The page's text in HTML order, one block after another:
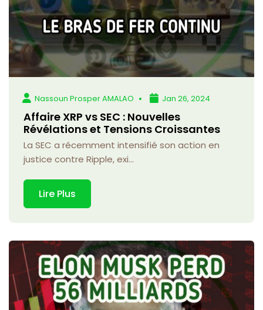
Nassoun Prosper AMALAO Jan 26, 2024
Affaire XRP vs SEC : Nouvelles
Révélations et Tensions Croissantes
La SEC a récemment intensifié son action en
justice contre Ripple, exi...
Lire Plus